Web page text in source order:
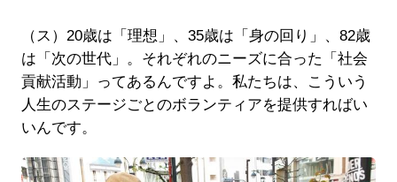
（ス）20歳は「理想」、35歳は「身の回り」、82歳
は「次の世代」。それぞれのニーズに合った「社会
貢献活動」ってあるんですよ。私たちは、こういう
人生のステージごとのボランティアを提供すればい
いんです。